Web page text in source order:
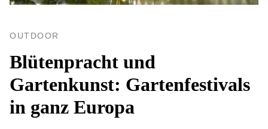
OUTDOOR
Blütenpracht und
Gartenkunst: Gartenfestivals
in ganz Europa